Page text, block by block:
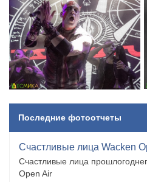
Последние фотоотчеты
Счастливые лица Wacken
Счастливые лица
Open Air